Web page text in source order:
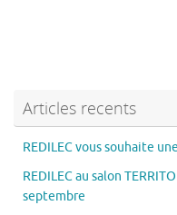
Articles recents
REDILEC vous souhaite
REDILEC au salon
septembre